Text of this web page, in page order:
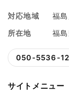
対応地域
福
所在地
福
050-5536-
サイトメニュー